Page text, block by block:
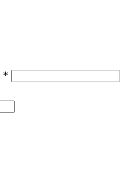
* Required